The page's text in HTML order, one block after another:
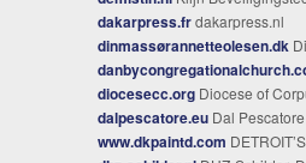
dakarpress.frdakarpress.nl
dinmassørannetteolesen.dk
diocesecc.org Diocese of
dalpescatore.eu Dal Pescatore |
www.dkpaintd.com DETROIT’S #1